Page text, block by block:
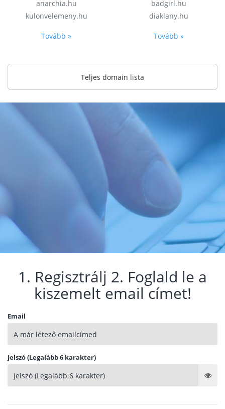
anarchia.hu
kulonvelemeny.hu
Tovább »
badgirl.hu
diaklany.hu
Tovább »
Teljes domain lista
1. Regisztrálj 2. Foglald le a
kiszemelt email címet!
Email
Jelszó (Legalább 6 karakter)